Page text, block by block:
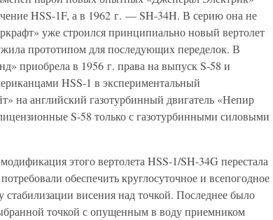
HSS-1F, а в 1962 г. — SH-34H. В серию она не
уже строился принципиально новый вертолет
прототипом для последующих переделок. В
приобрела в 1956 г. права на выпуск S-58 и
HSS-1 в экспериментальный
на английский газотурбинный двигатель «Непир
S-58 только с газотурбинными силовыми
этого вертолета HSS-1/SH-34G перестала
обеспечить круглосуточное и всепогодное
стабилизации висения над точкой. Последнее было
точкой с опущенным в воду приемником